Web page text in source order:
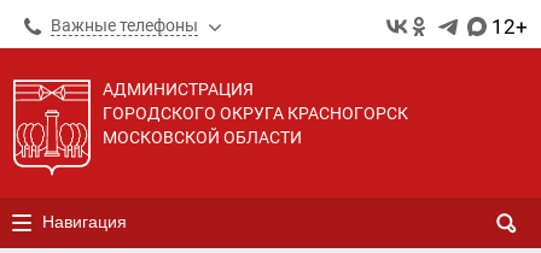
Важные телефоны 12+
АДМИНИСТРАЦИЯ
ГОРОДСКОГО ОКРУГА КРАСНОГОРСК
МОСКОВСКОЙ ОБЛАСТИ
Навигация